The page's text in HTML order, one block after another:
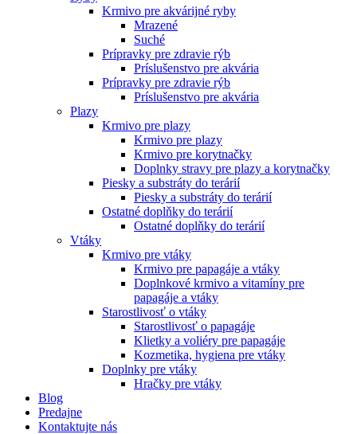
Krmivo pre akvárijné ryby
Mrazené
Suché
Prípravky pre zdravie rýb
Príslušenstvo pre akvária
Prípravky pre zdravie rýb
Príslušenstvo pre akvária
Plazy
Krmivo pre plazy
Krmivo pre plazy
Krmivo pre korytnačky
Doplnky stravy pre plazy a korytnačky
Piesky a substráty do terárií
Piesky a substráty do terárií
Ostatné doplňky do terárií
Ostatné doplňky do terárií
Vtáky
Krmivo pre vtáky
Krmivo pre papagáje a vtáky
Doplnkové krmivo a vitamíny pre
papagáje a vtáky
Starostlivosť o vtáky
Starostlivosť o papagáje
Klietky a voliéry pre papagáje
Kozmetika, hygiena pre vtáky
Doplnky pre vtáky
Hračky pre vtáky
Blog
Predajne
Kontaktujte nás